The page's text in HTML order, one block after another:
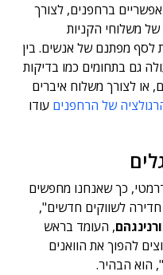
ברחפנים, לצורך
משלוחי הקניות
לסף מפתנם של אנשים. בין
גם בתחומים כמו בדיקות
או לצורך משלוח איברים
של הרחפנים עודו
כך שאנחנו מחפשים
לשווקים חדשים",
, העומד בראש
להפוך את הוואנים
הוא הבהיר.